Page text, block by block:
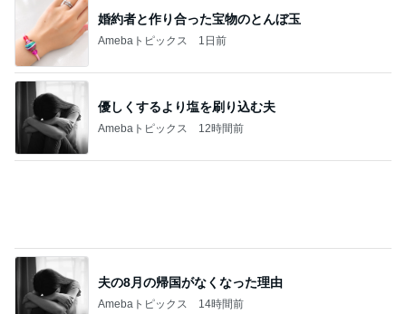
婚約者と作り合った宝物のとんぼ玉
Amebaトピックス 1日前
優しくするより塩を刷り込む夫
Amebaトピックス 12時間前
夫の8月の帰国がなくなった理由
Amebaトピックス 14時間前